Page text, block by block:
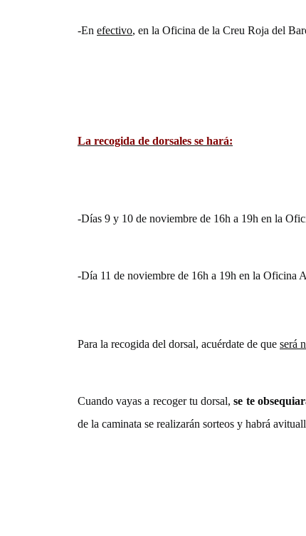
-En efectivo, en la Oficina de la Creu Roja del
La recogida de dorsales se hará:
-Días 9 y 10 de noviembre de 16h a 19h en la
-Día 11 de noviembre de 16h a 19h en la Oficina
Para la recogida del dorsal, acuérdate de que será
Cuando vayas a recoger tu dorsal,se te
de la caminata se realizarán sorteos y habrá